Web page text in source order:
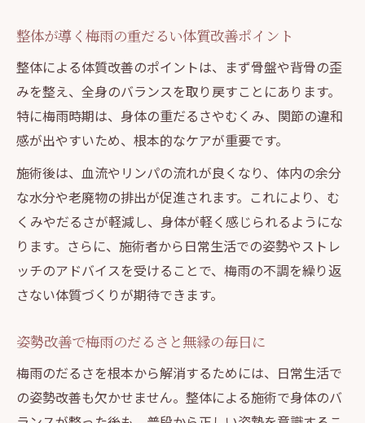
整体が導く梅雨の重だるい体質改善ポイント
整体による体質改善のポイントは、まず骨盤や背骨の歪
みを整え、全身のバランスを取り戻すことにあります。
特に梅雨時期は、身体の重だるさやむくみ、関節の違和
感が出やすいため、根本的なケアが重要です。
施術後は、血流やリンパの流れが良くなり、体内の余分
な水分や老廃物の排出が促進されます。これにより、む
くみやだるさが軽減し、身体が軽く感じられるようにな
ります。さらに、施術者から日常生活での姿勢やストレ
ッチのアドバイスを受けることで、梅雨の不調を繰り返
さない体質づくりが期待できます。
姿勢改善で梅雨のだるさと無縁の毎日に
梅雨のだるさを根本から解消するためには、日常生活で
の姿勢改善も欠かせません。整体による施術で身体のバ